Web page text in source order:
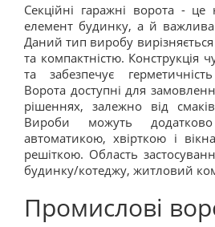
Секційні гаражні ворота - це
елемент будинку, а й важлива
Даний тип виробу вирізняється
та компактністю. Конструкція
та забезпечує
Ворота доступні для
рішеннях, залежно від
Вироби можуть додатково
автоматикою, хвірткою і
решіткою. Область
будинку/котеджу, житловий
Промислові